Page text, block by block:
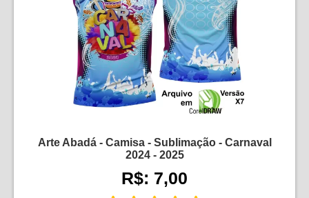
Arte Abadá - Camisa - Sublimação - Carnaval
2024 - 2025
R$: 7,00